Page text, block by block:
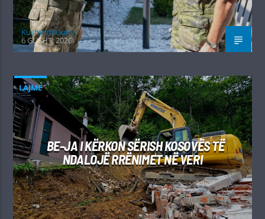
Kushtrim Guraj
6 GUSHT, 2026
LAJME
BE-JA I KËRKON SËRISH KOSOVËS TË
NDALOJË RRËNIMET NË VERI